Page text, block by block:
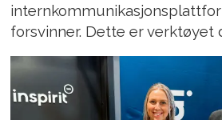
forsvinner. Dette er verktøyet